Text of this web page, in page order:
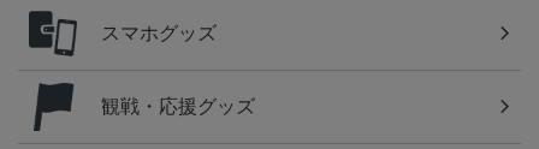
スマホグッズ
観戦・応援グッズ